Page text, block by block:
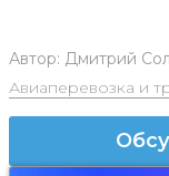
Автор: Дмитрий
Авиаперевозка и